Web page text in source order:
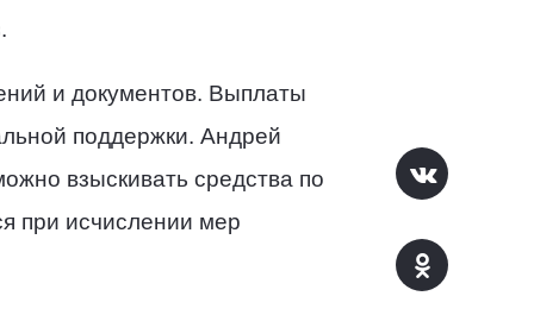
.
и документов. Выплаты
поддержки. Андрей
взыскивать средства по
при исчислении мер